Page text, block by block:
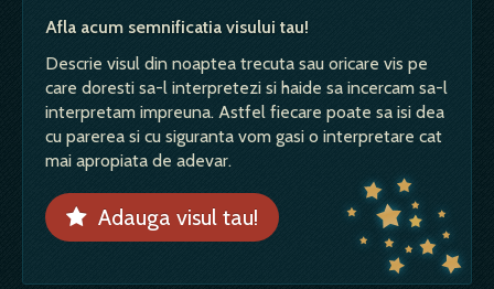
Afla acum semnificatia visului tau!
Descrie visul din noaptea trecuta sau oricare vis pe
care doresti sa-l interpretezi si haide sa incercam sa-l
interpretam impreuna. Astfel fiecare poate sa isi dea
cu parerea si cu siguranta vom gasi o interpretare cat
mai apropiata de adevar.
Adauga visul tau!